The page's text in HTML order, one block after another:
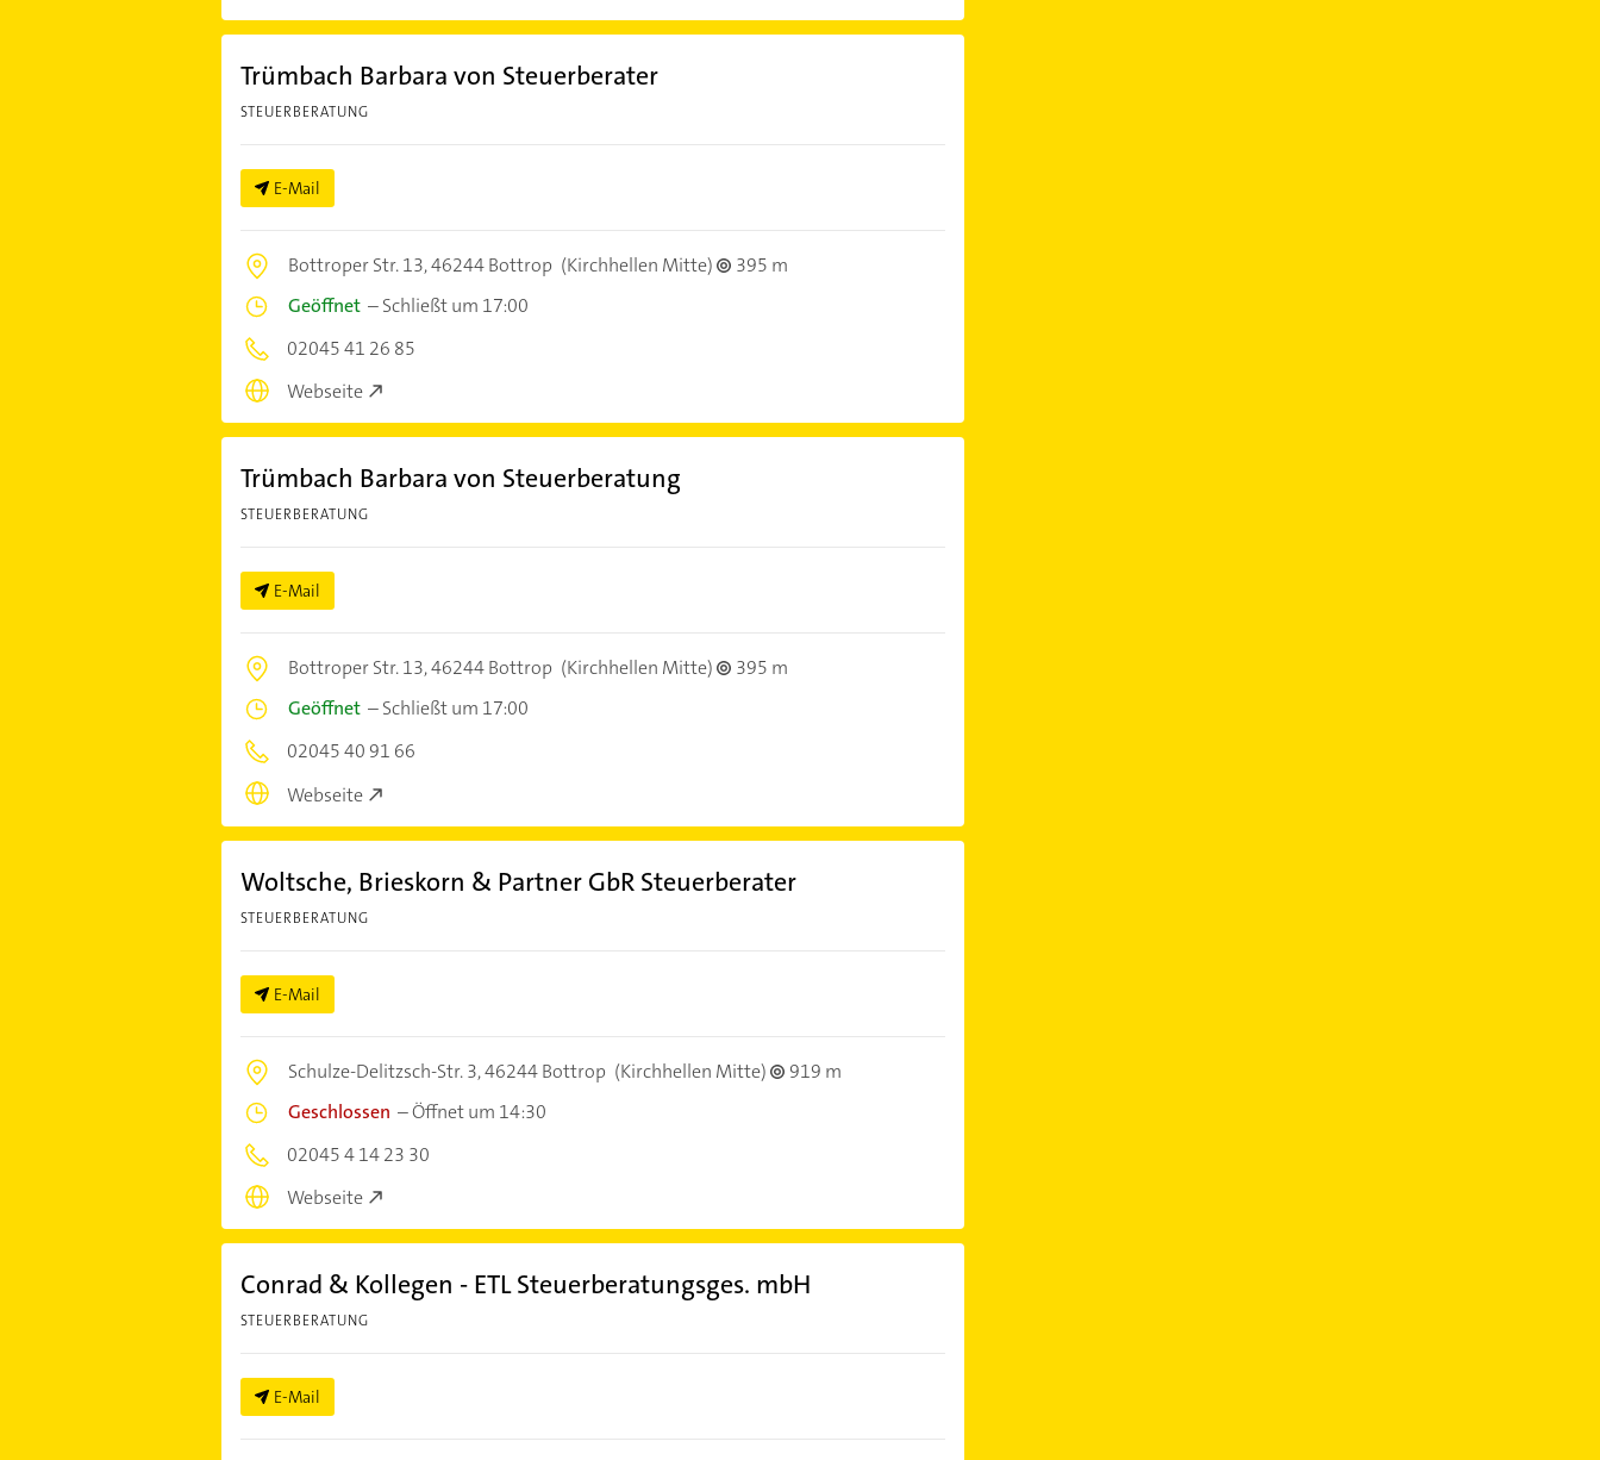
Trümbach Barbara von Steuerberater
STEUERBERATUNG
E-Mail
Bottroper Str. 13,46244 Bottrop (Kirchhellen Mitte)
395 m
Geöffnet–Schließt um 17:00
02045 41 26 85
Webseite
Trümbach Barbara von Steuerberatung
STEUERBERATUNG
E-Mail
Bottroper Str. 13,46244 Bottrop (Kirchhellen Mitte)
395 m
Geöffnet–Schließt um 17:00
02045 40 91 66
Webseite
Woltsche, Brieskorn & Partner GbR Steuerberater
STEUERBERATUNG
E-Mail
Schulze-Delitzsch-Str. 3,46244 Bottrop (Kirchhellen Mitte)
919 m
Geschlossen –Öffnet um 14:30
02045 4 14 23 30
Webseite
Conrad & Kollegen - ETL Steuerberatungsges. mbH
STEUERBERATUNG
E-Mail